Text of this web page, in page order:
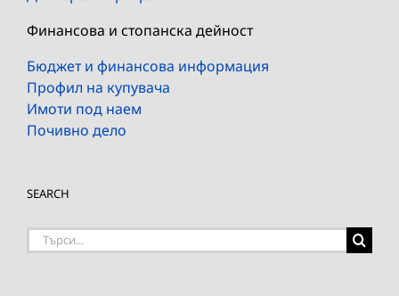
Финансова и стопанска дейност
Бюджет и финансова информация
Профил на купувача
Имоти под наем
Почивно дело
SEARCH
Търсене